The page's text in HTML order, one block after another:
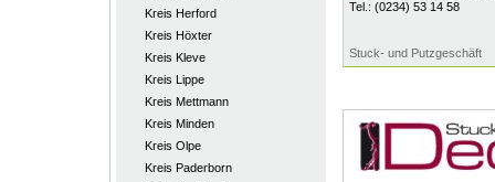
Kreis Herford
Kreis Höxter
Kreis Kleve
Kreis Lippe
Kreis Mettmann
Kreis Minden
Kreis Olpe
Kreis Paderborn
Tel.: (0234) 53 14 58
Stuck- und Putzgeschäft